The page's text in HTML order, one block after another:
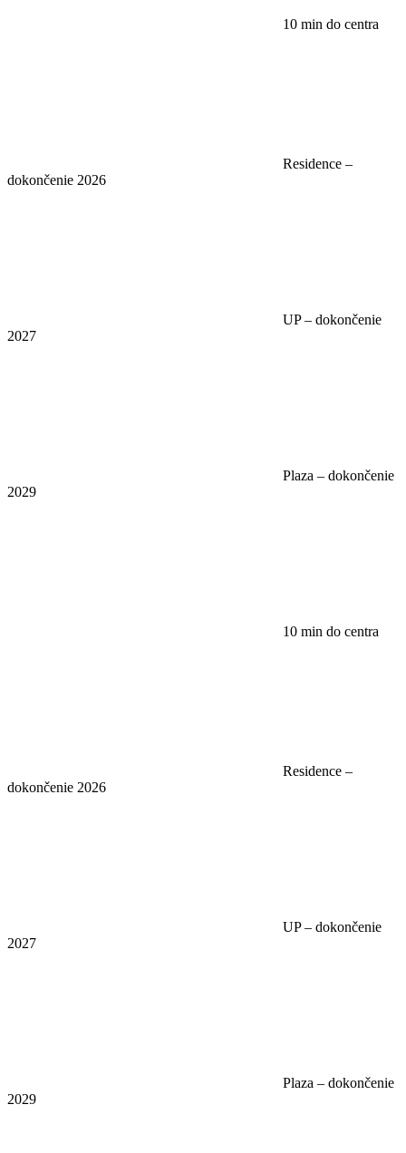
10 min do centra
Residence –
dokončenie 2026
UP – dokončenie
2027
Plaza – dokončenie
2029
10 min do centra
Residence –
dokončenie 2026
UP – dokončenie
2027
Plaza – dokončenie
2029